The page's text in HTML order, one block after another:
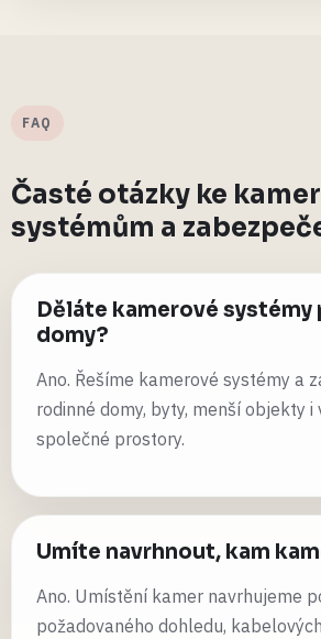
FAQ
Časté otázky ke
systémům a
Děláte kamerové systémy
domy?
Ano. Řešíme kamerové systémy a
rodinné domy, byty, menší objekty i
společné prostory.
Umíte navrhnout, kam
Ano. Umístění kamer navrhujeme
požadovaného dohledu,